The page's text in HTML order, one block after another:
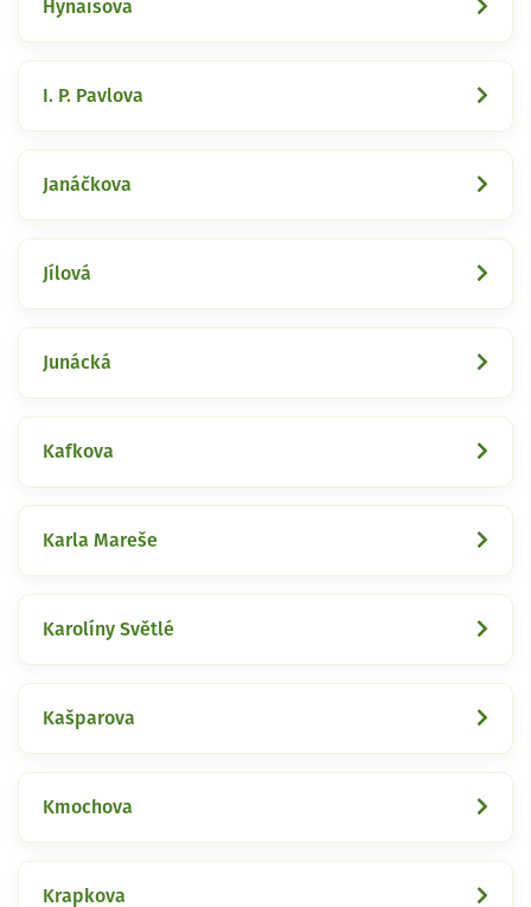
Hynaisova
I. P. Pavlova
Janáčkova
Jílová
Junácká
Kafkova
Karla Mareše
Karolíny Světlé
Kašparova
Kmochova
Krapkova